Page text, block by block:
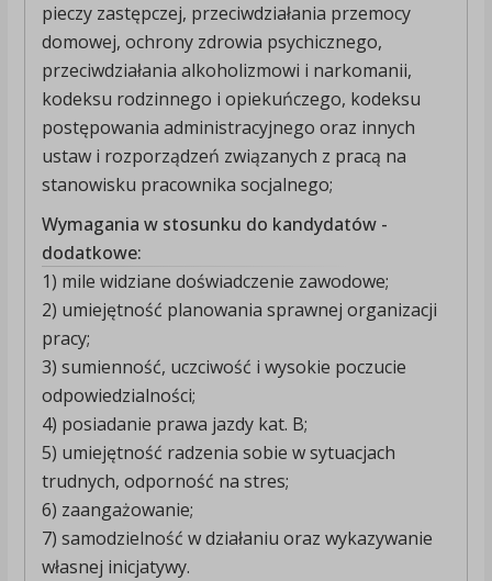
pieczy zastępczej, przeciwdziałania przemocy
domowej, ochrony zdrowia psychicznego,
przeciwdziałania alkoholizmowi i narkomanii,
kodeksu rodzinnego i opiekuńczego, kodeksu
postępowania administracyjnego oraz innych
ustaw i rozporządzeń związanych z pracą na
stanowisku pracownika socjalnego;
Wymagania w stosunku do kandydatów -
dodatkowe:
1) mile widziane doświadczenie zawodowe;
2) umiejętność planowania sprawnej organizacji
pracy;
3) sumienność, uczciwość i wysokie poczucie
odpowiedzialności;
4) posiadanie prawa jazdy kat. B;
5) umiejętność radzenia sobie w sytuacjach
trudnych, odporność na stres;
6) zaangażowanie;
7) samodzielność w działaniu oraz wykazywanie
własnej inicjatywy.